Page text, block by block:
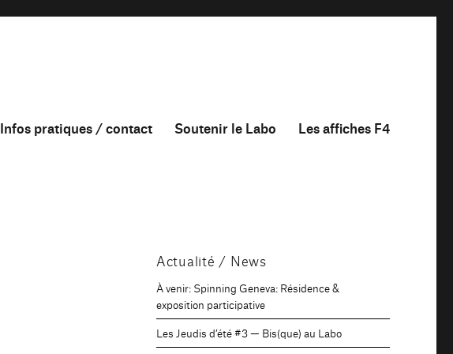
Infos pratiques / contact Soutenir le Labo Les affiches F4
Actualité / News
À venir: Spinning Geneva: Résidence &
exposition participative
Les Jeudis d’été #3 — Bis(que) au Labo